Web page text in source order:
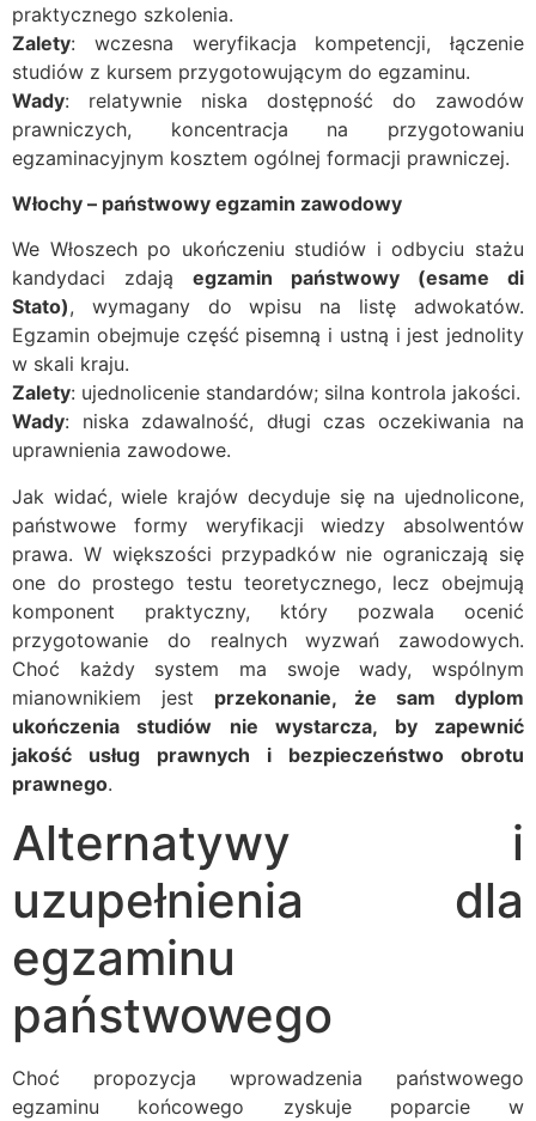
praktycznego szkolenia.
Zalety: wczesna weryfikacja kompetencji, łączenie
studiów z kursem przygotowującym do egzaminu.
Wady: relatywnie niska dostępność do zawodów
prawniczych, koncentracja na przygotowaniu
egzaminacyjnym kosztem ogólnej formacji prawniczej.
Włochy – państwowy egzamin zawodowy
We Włoszech po ukończeniu studiów i odbyciu stażu
kandydaci zdają egzamin państwowy (esame di
Stato), wymagany do wpisu na listę adwokatów.
Egzamin obejmuje część pisemną i ustną i jest jednolity
w skali kraju.
Zalety: ujednolicenie standardów; silna kontrola jakości.
Wady: niska zdawalność, długi czas oczekiwania na
uprawnienia zawodowe.
Jak widać, wiele krajów decyduje się na ujednolicone,
państwowe formy weryfikacji wiedzy absolwentów
prawa. W większości przypadków nie ograniczają się
one do prostego testu teoretycznego, lecz obejmują
komponent praktyczny, który pozwala ocenić
przygotowanie do realnych wyzwań zawodowych.
Choć każdy system ma swoje wady, wspólnym
mianownikiem jest przekonanie, że sam dyplom
ukończenia studiów nie wystarcza, by zapewnić
jakość usług prawnych i bezpieczeństwo obrotu
prawnego.
Alternatywy i
uzupełnienia dla
egzaminu
państwowego
Choć propozycja wprowadzenia państwowego
egzaminu końcowego zyskuje poparcie w